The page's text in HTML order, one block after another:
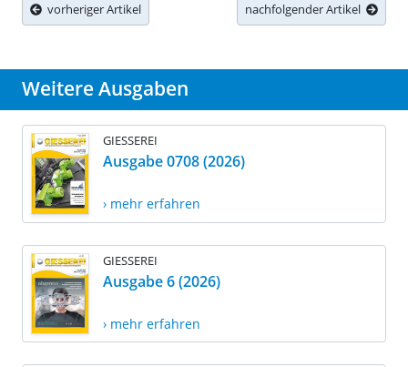
vorheriger Artikel nachfolgender Artikel
Weitere Ausgaben
GIESSEREI
Ausgabe 0708 (2026)
› mehr erfahren
GIESSEREI
Ausgabe 6 (2026)
› mehr erfahren